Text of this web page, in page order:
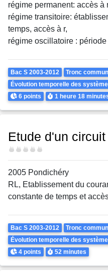
régime permanent: accès à
régime transitoire:
temps, accès à r,
régime oscillatoire :
Theme
Bac S 2003-2012 Tronc commun
Évolution temporelle des
Points
6 points Durée
1 heure18
Etude d'un circuit
Difficulté
2005 Pondichéry
RL, Etablissement du
constante de temps et
Theme
Bac S 2003-2012 Tronc commun
Évolution temporelle des
Points
4 points Durée
52 minutes